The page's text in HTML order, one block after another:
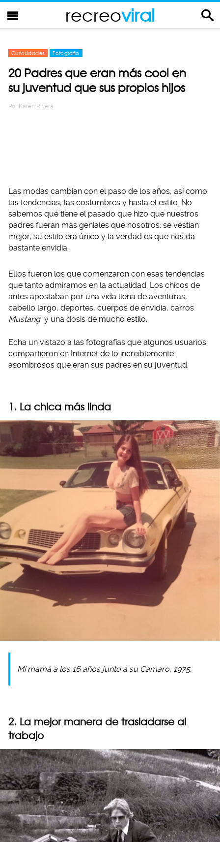
recreoviral
Curiosidades Fotografia
20 Padres que eran más cool en
su juventud que sus propios hijos
Por Karen Rivera
Las modas cambian con el paso de los años, así como
las tendencias, las costumbres y hasta el estilo. No
sabemos qué tiene el pasado que hizo que nuestros
padres fueran más geniales que nosotros: se vestían
mejor, su estilo era único y la verdad es que nos da
bastante envidia.
Ellos fueron los que comenzaron con esas tendencias
que tanto admiramos en la actualidad. Los chicos de
antes apostaban por una vida llena de aventuras,
cabello largo, deportes, cuerpos de envidia, carros
Mustang y una dosis de mucho estilo.
Echa un vistazo a las fotografías que algunos usuarios
compartieron en Internet de lo increíblemente
asombrosos que eran sus padres en su juventud.
1. La chica más linda
Mi mamá a los 16 años junto a su Camaro, 1975.
2. La mejor manera de trasladarse al
trabajo